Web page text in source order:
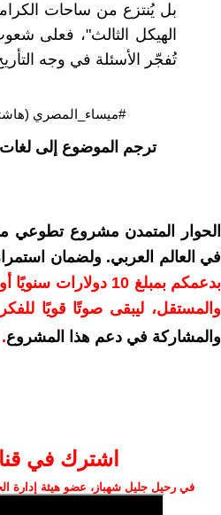
بل يُنتزع من ساحات
الهيكل الثالث"، فعلى
تُفجّر الأسئلة في وجه
#ميساء_المصري
ترجم الموضوع إلى
الحوار المتمدن مشروع تطوعي
في العالم العربي. ولضمان
بدعمكم بمبلغ 10
والمستقل، ليبقى صوتًا قويًا
والمشاركة في دعم هذا المشروع.
اشترك في
في رحيل جليل شهباز، عضو هيئة إدارة